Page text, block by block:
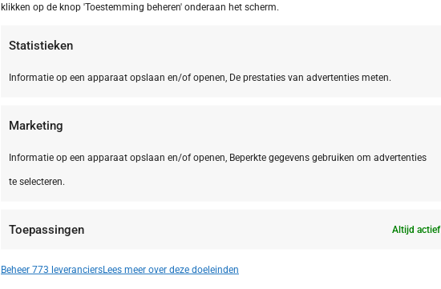
klikken op de knop 'Toestemming beheren' onderaan het scherm.
Statistieken
Informatie op een apparaat opslaan en/of openen, De prestaties van advertenties meten.
Marketing
Informatie op een apparaat opslaan en/of openen, Beperkte gegevens gebruiken om advertenties
te selecteren.
Toepassingen Altijd actief
Beheer 773 leveranciersLees meer over deze doeleinden